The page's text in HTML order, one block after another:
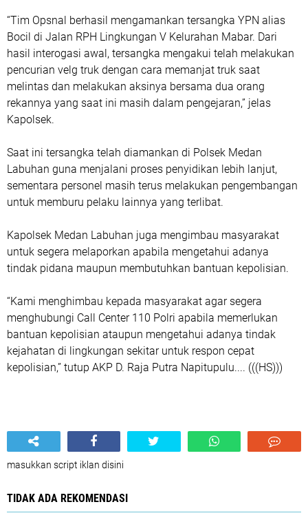
“Tim Opsnal berhasil mengamankan tersangka YPN alias
Bocil di Jalan RPH Lingkungan V Kelurahan Mabar. Dari
hasil interogasi awal, tersangka mengakui telah melakukan
pencurian velg truk dengan cara memanjat truk saat
melintas dan melakukan aksinya bersama dua orang
rekannya yang saat ini masih dalam pengejaran,” jelas
Kapolsek.
Saat ini tersangka telah diamankan di Polsek Medan
Labuhan guna menjalani proses penyidikan lebih lanjut,
sementara personel masih terus melakukan pengembangan
untuk memburu pelaku lainnya yang terlibat.
Kapolsek Medan Labuhan juga mengimbau masyarakat
untuk segera melaporkan apabila mengetahui adanya
tindak pidana maupun membutuhkan bantuan kepolisian.
“Kami menghimbau kepada masyarakat agar segera
menghubungi Call Center 110 Polri apabila memerlukan
bantuan kepolisian ataupun mengetahui adanya tindak
kejahatan di lingkungan sekitar untuk respon cepat
kepolisian,” tutup AKP D. Raja Putra Napitupulu.... (((HS)))
masukkan script iklan disini
TIDAK ADA REKOMENDASI